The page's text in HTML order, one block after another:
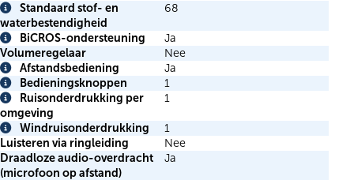
Info
Standaard stof- en
waterbestendigheid
68
Info
BiCROS-ondersteuning
Ja
Volumeregelaar
Nee
Info
Afstandsbediening Ja
Info
Bedieningsknoppen 1
Info
Ruisonderdrukking per
omgeving
1
Info
Windruisonderdrukking
1
Luisteren via ringleiding
Nee
Draadloze audio-overdracht
(microfoon op afstand)
Ja